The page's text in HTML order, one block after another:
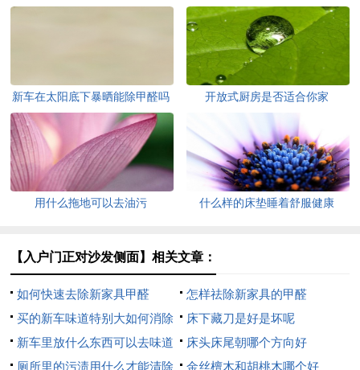
新车在太阳底下暴晒能除甲醛吗 开放式厨房是否适合你家
用什么拖地可以去油污 什么样的床垫睡着舒服健康
【入户门正对沙发侧面】相关文章：
如何快速去除新家具甲醛
怎样祛除新家具的甲醛
买的新车味道特别大如何消除
床下藏刀是好是坏呢
新车里放什么东西可以去味道
床头床尾朝哪个方向好
厕所里的污渍用什么才能清除
金丝檀木和胡桃木哪个好